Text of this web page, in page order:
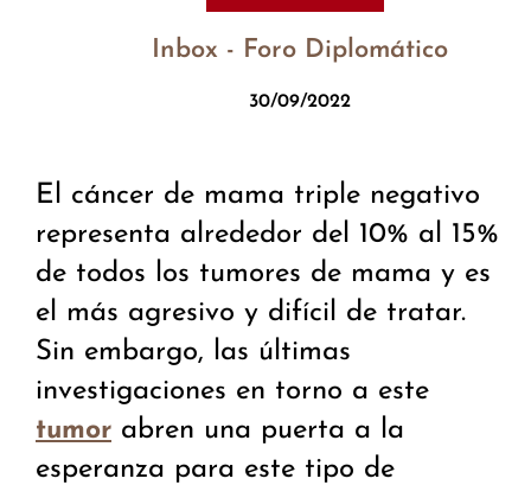
Inbox - Foro Diplomático
30/09/2022
El cáncer de mama triple negativo
representa alrededor del 10% al 15%
de todos los tumores de mama y es
el más agresivo y difícil de tratar.
Sin embargo, las últimas
investigaciones en torno a este
tumor abren una puerta a la
esperanza para este tipo de